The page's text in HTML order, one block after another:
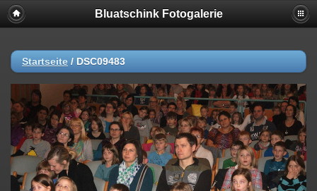
Bluatschink Fotogalerie
Startseite / DSC09483